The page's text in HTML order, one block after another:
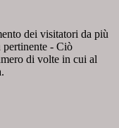
dei visitatori da più
pertinente - Ciò
di volte in cui al